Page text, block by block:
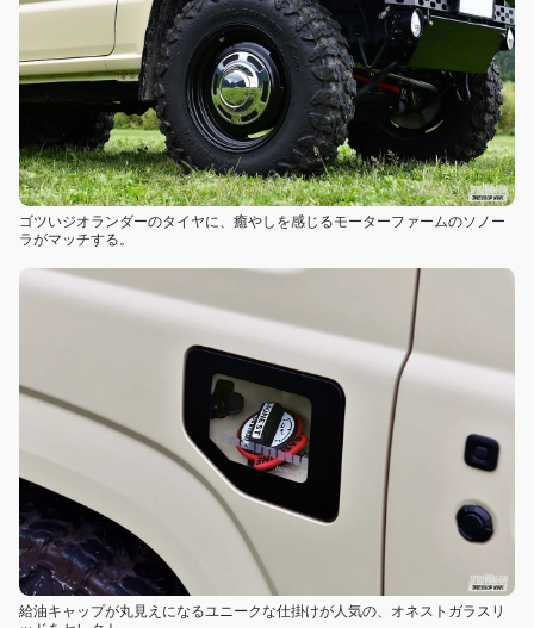
ゴツいジオランダーのタイヤに、癒やしを感じるモーターファームのソノー
ラがマッチする。
給油キャップが丸見えになるユニークな仕掛けが人気の、オネストガラスリ